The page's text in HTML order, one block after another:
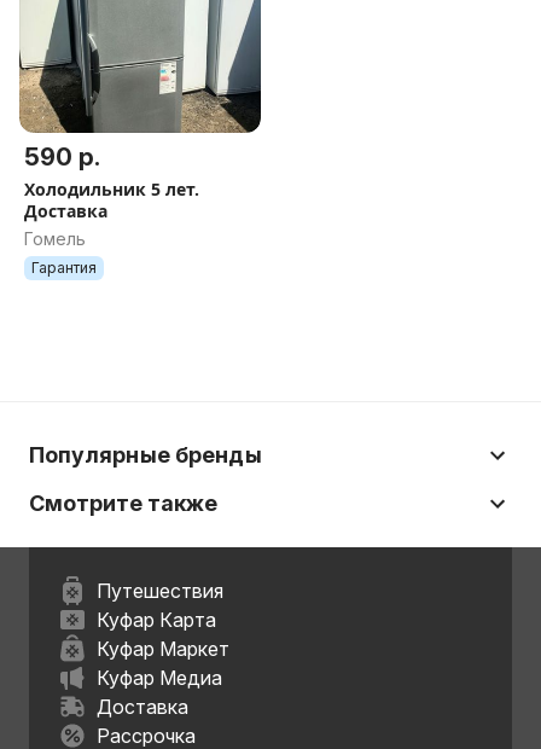
590 р.
Холодильник 5 лет.
Доставка
Гомель
Гарантия
Популярные бренды
Смотрите также
Путешествия
Куфар Карта
Куфар Маркет
Куфар Медиа
Доставка
Рассрочка